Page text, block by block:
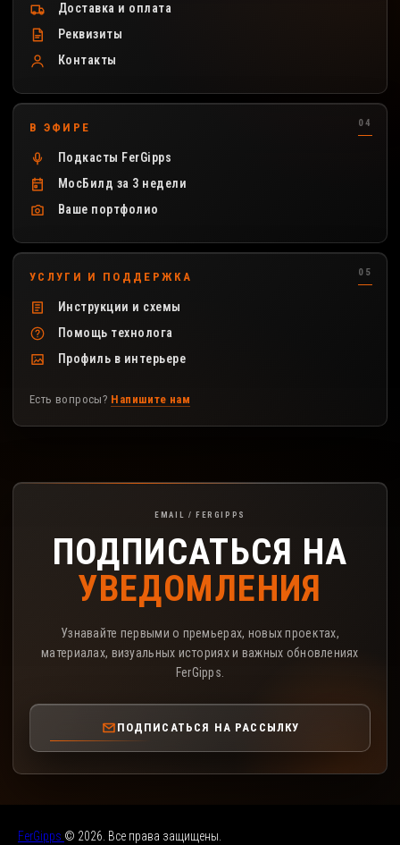
Доставка и оплата
Реквизиты
Контакты
В ЭФИРЕ
Подкасты FerGipps
МосБилд за 3 недели
Ваше портфолио
УСЛУГИ И ПОДДЕРЖКА
Инструкции и схемы
Помощь технолога
Профиль в интерьере
Есть вопросы? Напишите нам
Подписка на рассылку FerGipps
EMAIL / FERGIPPS
ПОДПИСАТЬСЯ НА
УВЕДОМЛЕНИЯ
Узнавайте первыми о премьерах, новых проектах,
материалах, визуальных историях и важных обновлениях
FerGipps.
ПОДПИСАТЬСЯ НА РАССЫЛКУ
FerGipps © 2026. Все права защищены.